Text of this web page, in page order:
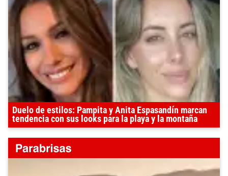
Duelo de estilos: Pampita y Anita Espasandín marcan
tendencia con sus looks para la playa y la montaña